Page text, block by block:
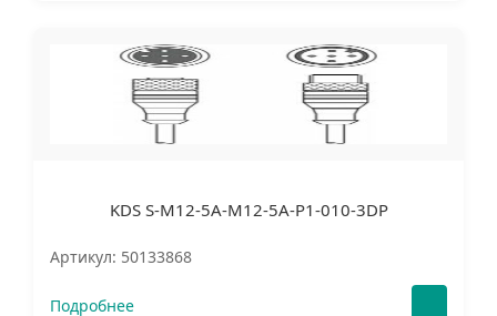
KDS S-M12-5A-M12-5A-P1-010-3DP
Артикул: 50133868
Подробнее